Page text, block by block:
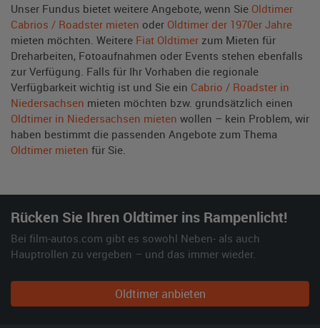
Unser Fundus bietet weitere Angebote, wenn Sie Oldtimer
Cabrios / Roadster mieten oder Oldtimer der 1970er Jahre
mieten möchten. Weitere Fiat Oldtimer zum Mieten für
Dreharbeiten, Fotoaufnahmen oder Events stehen ebenfalls
zur Verfügung. Falls für Ihr Vorhaben die regionale
Verfügbarkeit wichtig ist und Sie ein Cabrio / Roadster in
Niedersachsen mieten möchten bzw. grundsätzlich einen
Oldtimer in Niedersachsen mieten wollen – kein Problem, wir
haben bestimmt die passenden Angebote zum Thema
Oldtimer mieten für Sie.
Rücken Sie Ihren Oldtimer ins Rampenlicht!
Bei film-autos.com gibt es sowohl Neben- als auch
Hauptrollen zu vergeben – und das immer wieder.
Oldtimer anbieten